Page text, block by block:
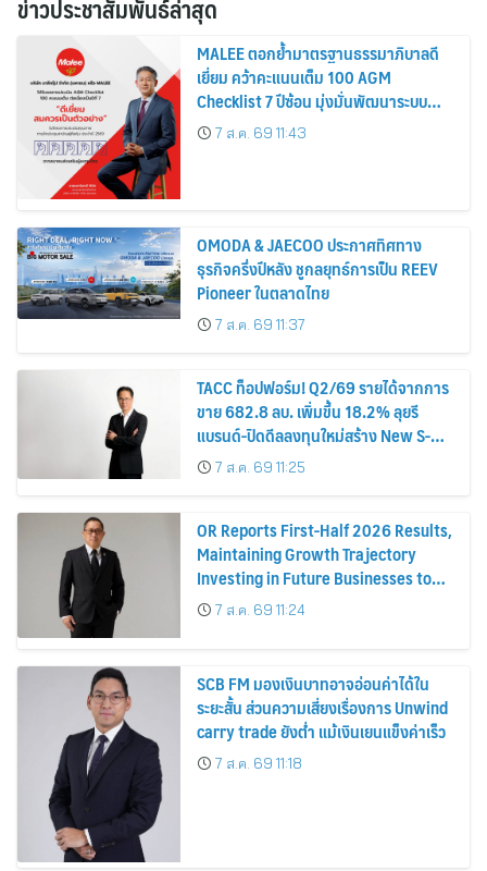
ข่าวประชาสัมพันธ์ล่าสุด
MALEE ตอกย้ำมาตรฐานธรรมาภิบาลดี
เยี่ยม คว้าคะแนนเต็ม 100 AGM
Checklist 7 ปีซ้อน มุ่งมั่นพัฒนาระบบ
กำกับดูกิจการ เพื่อยกระดับสู่มาตรฐาน
สากล
7 ส.ค. 69 11:43
OMODA & JAECOO ประกาศทิศทาง
ธุรกิจครึ่งปีหลัง ชูกลยุทธ์การเป็น REEV
Pioneer ในตลาดไทย
7 ส.ค. 69 11:37
TACC ท็อปฟอร์ม! Q2/69 รายได้จากการ
ขาย 682.8 ลบ. เพิ่มขึ้น 18.2% ลุยรี
แบรนด์-ปิดดีลลงทุนใหม่สร้าง New S-
Curve หนุนอนาคตเติบโตยั่งยืน
7 ส.ค. 69 11:25
OR Reports First-Half 2026 Results,
Maintaining Growth Trajectory
Investing in Future Businesses to
Strengthen Long-Term Growth
7 ส.ค. 69 11:24
SCB FM มองเงินบาทอาจอ่อนค่าได้ใน
ระยะสั้น ส่วนความเสี่ยงเรื่องการ Unwind
carry trade ยังต่ำ แม้เงินเยนแข็งค่าเร็ว
7 ส.ค. 69 11:18